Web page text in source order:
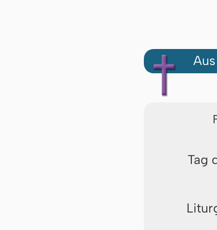
Tag